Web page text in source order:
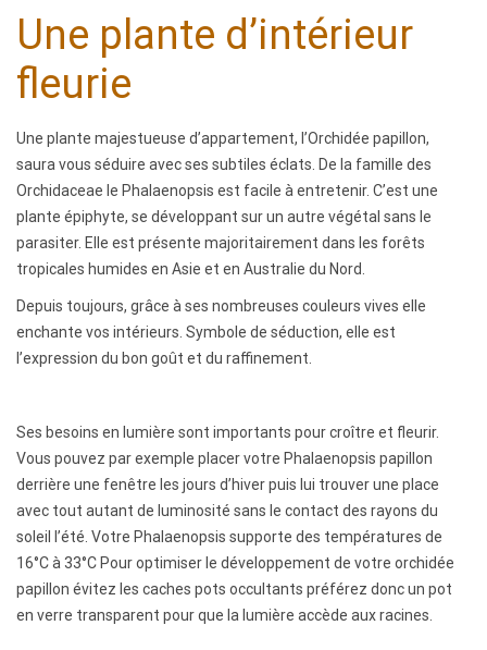
D
e
s
c
r
i
p
t
o
n
Une plante d’intérieur
fleurie
Une plante majestueuse d’appartement, l’Orchidée papillon,
saura vous séduire avec ses subtiles éclats. De la famille des
Orchidaceae le Phalaenopsis est facile à entretenir. C’est une
plante épiphyte, se développant sur un autre végétal sans le
parasiter. Elle est présente majoritairement dans les forêts
tropicales humides en Asie et en Australie du Nord.
Depuis toujours, grâce à ses nombreuses couleurs vives elle
enchante vos intérieurs. Symbole de séduction, elle est
l’expression du bon goût et du raffinement.
Ses besoins en lumière sont importants pour croître et fleurir.
Vous pouvez par exemple placer votre Phalaenopsis papillon
derrière une fenêtre les jours d’hiver puis lui trouver une place
avec tout autant de luminosité sans le contact des rayons du
soleil l’été. Votre Phalaenopsis supporte des températures de
16°C à 33°C Pour optimiser le développement de votre orchidée
papillon évitez les caches pots occultants préférez donc un pot
en verre transparent pour que la lumière accède aux racines.